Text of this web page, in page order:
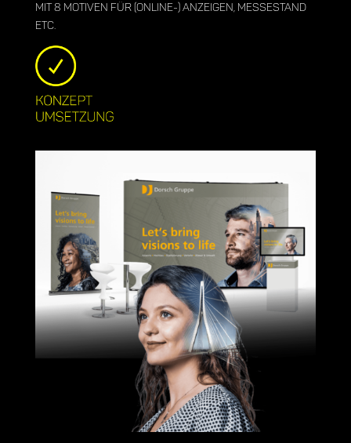
mit 8 Motiven für (Online-) Anzeigen, Messestand
etc.